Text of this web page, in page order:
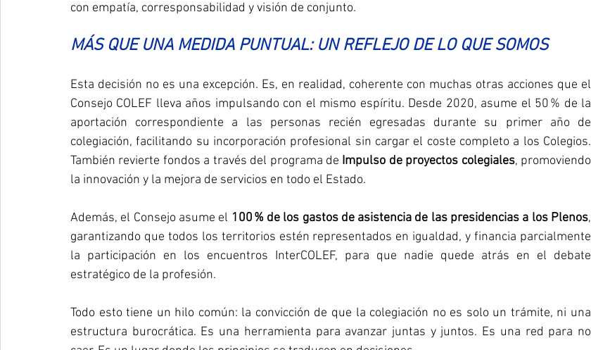
con empatía, corresponsabilidad y visión de conjunto.
MÁS QUE UNA MEDIDA PUNTUAL: UN REFLEJO DE LO QUE SOMOS
Esta decisión no es una excepción. Es, en realidad, coherente con muchas otras acciones que el
Consejo COLEF lleva años impulsando con el mismo espíritu. Desde 2020, asume el 50 % de la
aportación correspondiente a las personas recién egresadas durante su primer año de
colegiación, facilitando su incorporación profesional sin cargar el coste completo a los Colegios.
También revierte fondos a través del programa de Impulso de proyectos colegiales, promoviendo
la innovación y la mejora de servicios en todo el Estado.
Además, el Consejo asume el 100 % de los gastos de asistencia de las presidencias a los Plenos,
garantizando que todos los territorios estén representados en igualdad, y financia parcialmente
la participación en los encuentros InterCOLEF, para que nadie quede atrás en el debate
estratégico de la profesión.
Todo esto tiene un hilo común: la convicción de que la colegiación no es solo un trámite, ni una
estructura burocrática. Es una herramienta para avanzar juntas y juntos. Es una red para no